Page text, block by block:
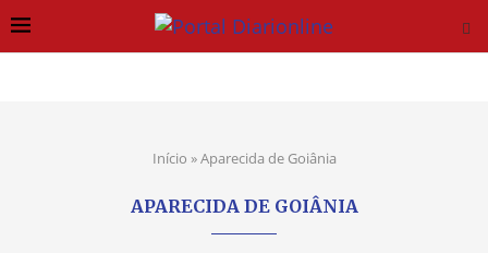
Início »Aparecida de Goiânia
APARECIDA DE GOIÂNIA